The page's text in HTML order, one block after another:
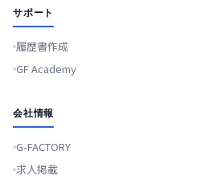
サポート
履歴書作成
GF Academy
会社情報
G-FACTORY
求人掲載